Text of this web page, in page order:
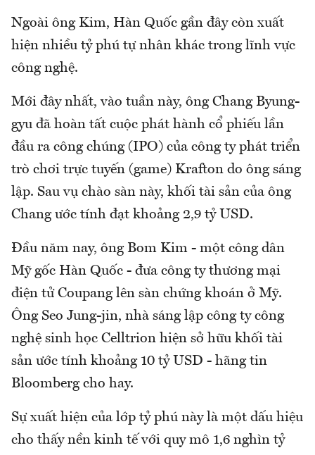
Ngoài ông Kim, Hàn Quốc gần đây còn xuất
hiện nhiều tỷ phú tự nhân khác trong lĩnh vực
công nghệ.
Mới đây nhất, vào tuần này, ông Chang Byung-
gyu đã hoàn tất cuộc phát hành cổ phiếu lần
đầu ra công chúng (IPO) của công ty phát triển
trò chơi trực tuyến (game) Krafton do ông sáng
lập. Sau vụ chào sàn này, khối tài sản của ông
Chang ước tính đạt khoảng 2,9 tỷ USD.
Đầu năm nay, ông Bom Kim - một công dân
Mỹ gốc Hàn Quốc - đưa công ty thương mại
điện tử Coupang lên sàn chứng khoán ở Mỹ.
Ông Seo Jung-jin, nhà sáng lập công ty công
nghệ sinh học Celltrion hiện sở hữu khối tài
sản ước tính khoảng 10 tỷ USD - hãng tin
Bloomberg cho hay.
Sự xuất hiện của lớp tỷ phú này là một dấu hiệu
cho thấy nền kinh tế với quy mô 1,6 nghìn tỷ